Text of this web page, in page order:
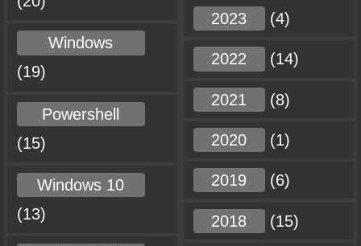
2023 (4)
2022 (14)
2021 (8)
2020 (1)
2019 (6)
2018 (15)
Windows
(19)
Powershell
(15)
Windows 10
(13)